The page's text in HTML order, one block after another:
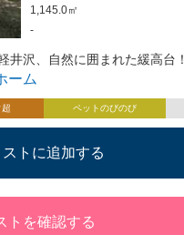
1,145.0㎡
-
井沢、自然に囲まれた緩高台！
ーム
ペットのびのび
トに追加する
トを確認する